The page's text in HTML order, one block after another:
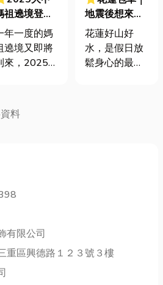
祖遶境登
場！地圖、由
、意義完整
！
年一度的媽
遶境又即將
來，2025大
天小編除了
分享大甲媽
，如果你也
這篇，快記
媽祖遶境時
，把這篇收
地震後想來花
蓮玩？包車最
安心！專屬司
機帶你避開塞
花蓮好山好
水，是假日放
鬆身心的最佳
就交給花蓮包
料
有限公司
重區興德路１２３號３樓